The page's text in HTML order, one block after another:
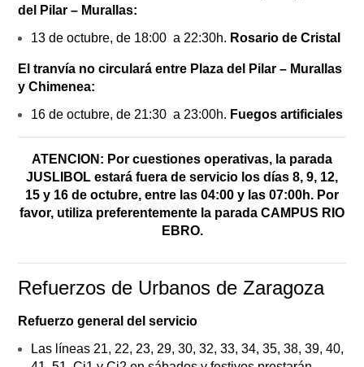
del Pilar – Murallas:
13 de octubre, de 18:00 a 22:30h. Rosario de Cristal
El tranvía no circulará entre Plaza del Pilar – Murallas
y Chimenea:
16 de octubre, de 21:30 a 23:00h. Fuegos artificiales
ATENCION: Por cuestiones operativas, la parada
JUSLIBOL estará fuera de servicio los días 8, 9, 12,
15 y 16 de octubre, entre las 04:00 y las 07:00h. Por
favor, utiliza preferentemente la parada CAMPUS RIO
EBRO.
Refuerzos de Urbanos de Zaragoza
Refuerzo general del servicio
Las líneas 21, 22, 23, 29, 30, 32, 33, 34, 35, 38, 39, 40,